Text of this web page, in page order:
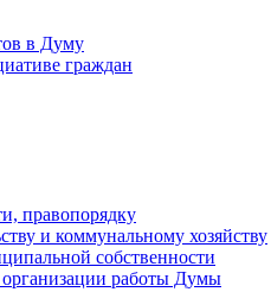
в Думу
граждан
правопорядку
и коммунальному хозяйству
собственности
организации работы Думы